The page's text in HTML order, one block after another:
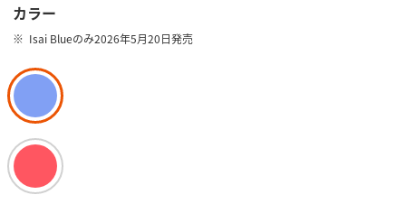
カラー
Isai Blueのみ2026年5月20日発売